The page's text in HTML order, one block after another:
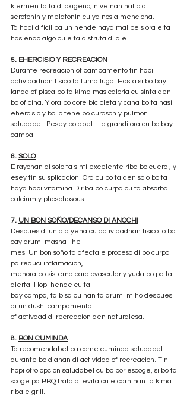
kiermen falta di oxigeno; nivelnan halto di
serotonin y melatonin cu ya nos a menciona.
Ta hopi dificil pa un hende haya mal beis ora e ta
hasiendo algo cu e ta disfruta di dje.
5. EHERCISIO Y RECREACION
Durante recreacion of campamento tin hopi
actividadnan fisico ta tuma luga. Hasta si bo bay
landa of pisca bo ta kima mas caloria cu sinta den
bo oficina. Y ora bo core bicicleta y cana bo ta hasi
ehercisio y bo lo tene bo curason y pulmon
saludabel. Pesey bo apetit ta grandi ora cu bo bay
campa.
6. SOLO
E rayonan di solo ta sinti excelente riba bo cuero , y
esey tin su splicacion. Ora cu bo ta den solo bo ta
haya hopi vitamina D riba bo curpa cu ta absorba
calcium y phosphosous.
7. UN BON SOÑO/DECANSO DI ANOCHI
Despues di un dia yena cu actividadnan fisico lo bo
cay drumi masha lihe
mes. Un bon soño ta afecta e proceso di bo curpa
pa reduci inflamacion,
mehora bo sistema cardiovascular y yuda bo pa ta
alerta. Hopi hende cu ta
bay campa, ta bisa cu nan ta drumi miho despues
di un dushi campamento
of activdad di recreacion den naturalesa.
8. BON CUMINDA
Ta recomendabel pa come cuminda saludabel
durante bo dianan di actividad of recreacion. Tin
hopi otro opcion saludabel cu bo por escoge, si bo ta
scoge pa BBQ trata di evita cu e carninan ta kima
riba e grill.